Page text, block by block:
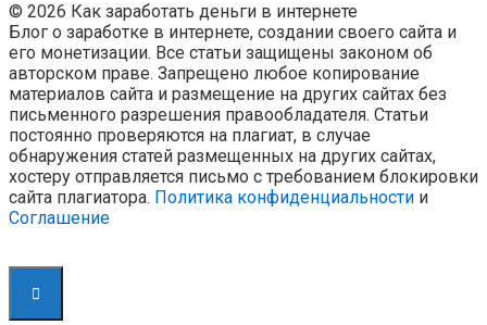
© 2026 Как заработать деньги в интернете
Блог о заработке в интернете, создании своего сайта и
его монетизации. Все статьи защищены законом об
авторском праве. Запрещено любое копирование
материалов сайта и размещение на других сайтах без
письменного разрешения правообладателя. Статьи
постоянно проверяются на плагиат, в случае
обнаружения статей размещенных на других сайтах,
хостеру отправляется письмо с требованием блокировки
сайта плагиатора. Политика конфиденциальности и
Соглашение